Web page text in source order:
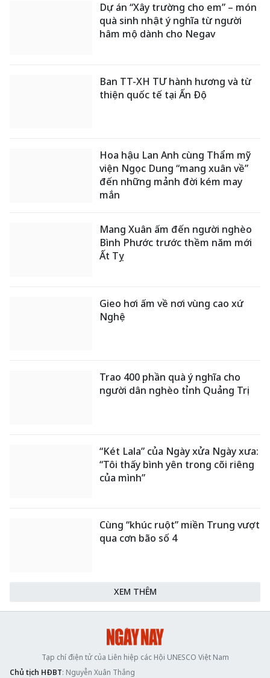
Dự án “Xây trường cho em” – món
quà sinh nhật ý nghĩa từ người
hâm mộ dành cho Negav
Ban TT-XH TƯ hành hương và từ
thiện quốc tế tại Ấn Độ
Hoa hậu Lan Anh cùng Thẩm mỹ
viện Ngọc Dung “mang xuân về”
đến những mảnh đời kém may
mắn
Mang Xuân ấm đến người nghèo
Bình Phước trước thềm năm mới
Ất Tỵ
Gieo hơi ấm về nơi vùng cao xứ
Nghệ
Trao 400 phần quà ý nghĩa cho
người dân nghèo tỉnh Quảng Trị
“Két Lala” của Ngày xửa Ngày xưa:
“Tôi thấy bình yên trong cõi riêng
của mình”
Cùng “khúc ruột” miền Trung vượt
qua cơn bão số 4
XEM THÊM
Tạp chí điện tử của Liên hiệp các Hội UNESCO Việt Nam
Chủ tịch HĐBT: Nguyễn Xuân Thắng